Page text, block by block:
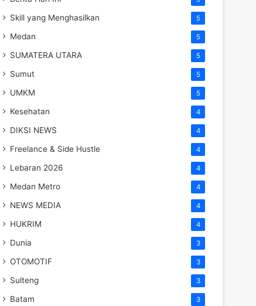
Skill yang Menghasilkan 5
Medan 5
SUMATERA UTARA 5
Sumut 5
UMKM 5
Kesehatan 4
DIKSI NEWS 4
Freelance & Side Hustle 4
Lebaran 2026 4
Medan Metro 4
NEWS MEDIA 4
HUKRIM 4
Dunia 3
OTOMOTIF 3
Sulteng 3
Batam 3